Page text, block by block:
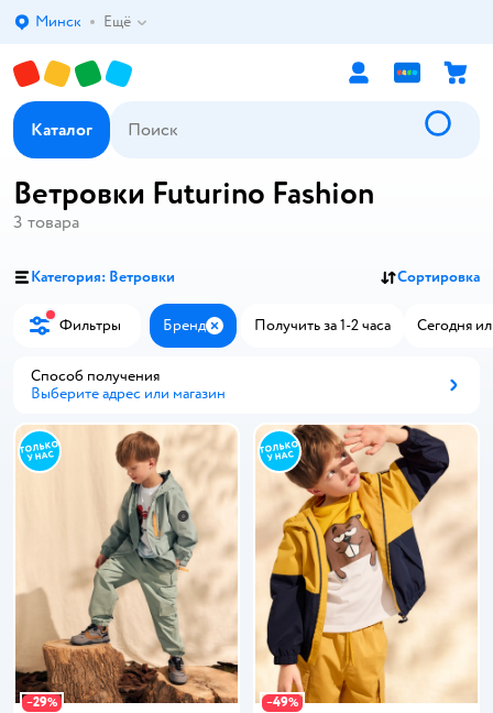
Выбор адреса доставки.
Минск Ещё
Каталог
Ветровки Futurino Fashion
3 товара
Категория: Ветровки Сортировка
Фильтры Бренд ЗакрытьПолучить за 1-2 часа Сегодня
Способ получения
Выберите адрес или магазин
−29% −49%